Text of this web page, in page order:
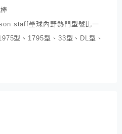
staff壘球內野熱門型號比一
型、1795型、33型、DL型、